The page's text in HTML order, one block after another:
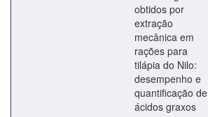
obtidos por
extração
mecânica em
rações para
tilápia do Nilo:
desempenho e
quantificação de
ácidos graxos